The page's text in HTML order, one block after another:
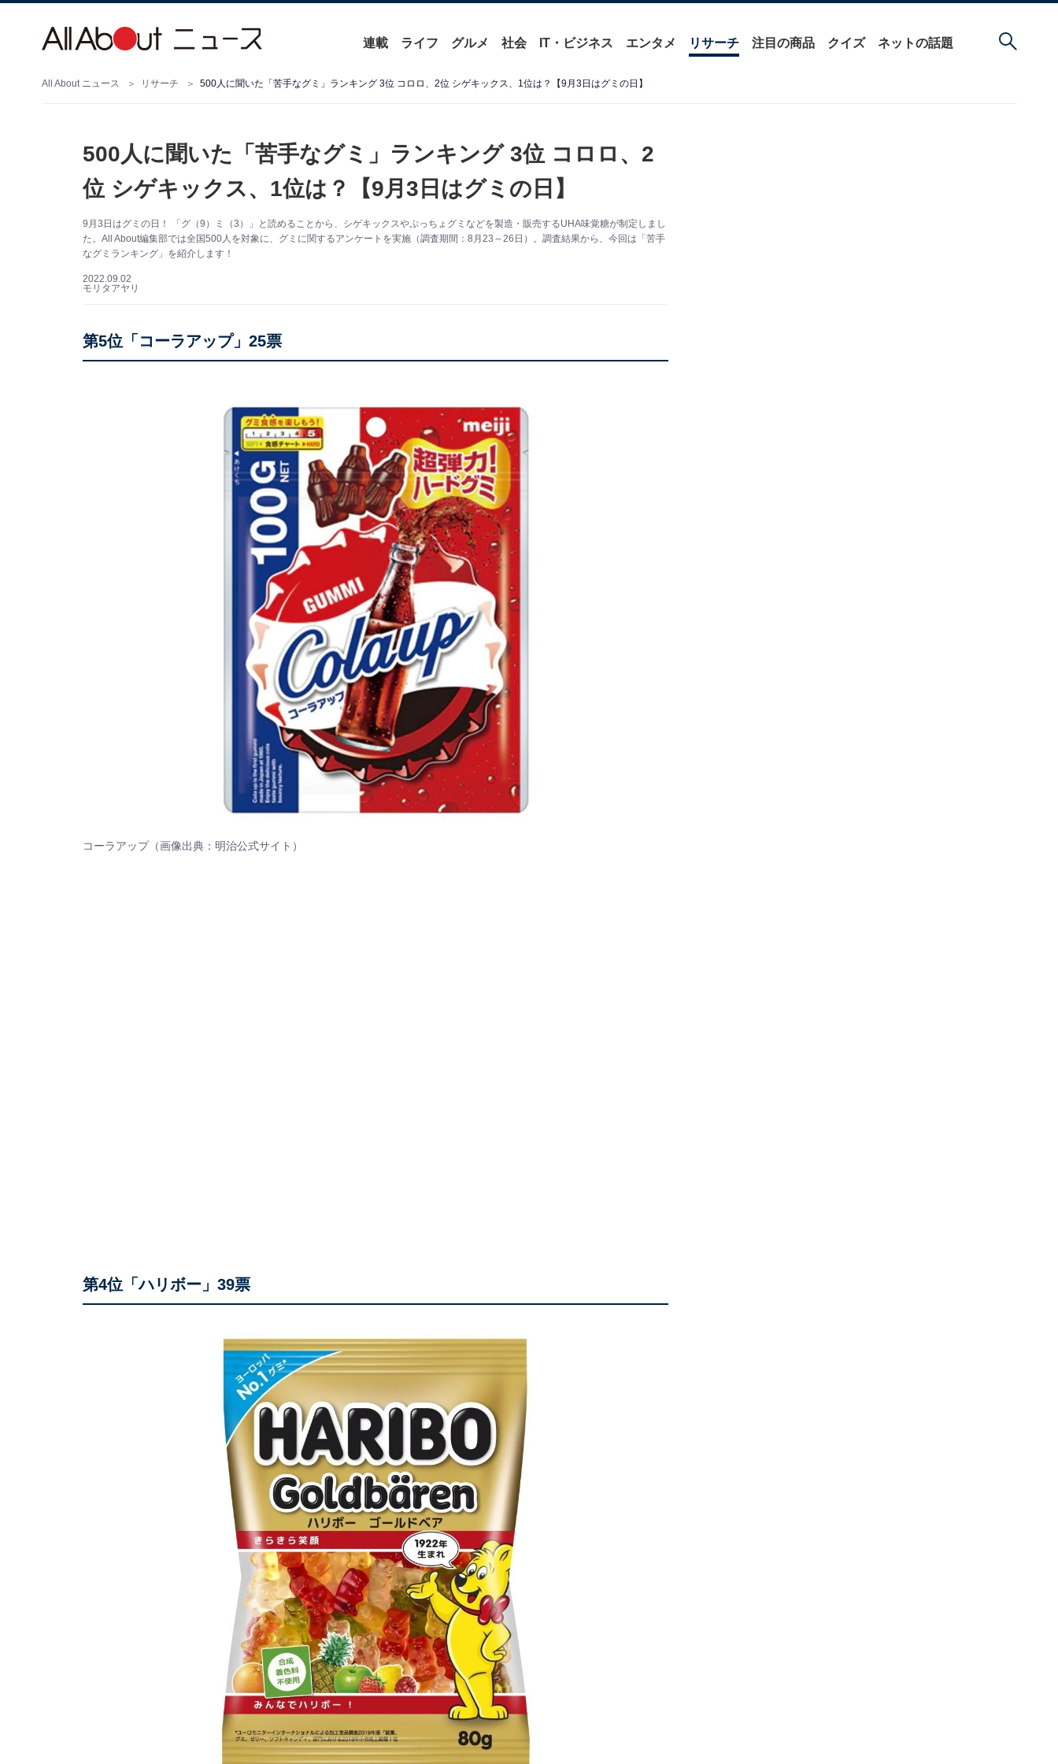
連載 ライフ グルメ 社会 IT・ビジネス エンタメ リサーチ 注目の商品 クイズ ネットの話題
All About ニュース リサーチ 500人に聞いた「苦手なグミ」ランキング 3位 コロロ、2位 シゲキックス、1位は？【9月3日はグミの日】
500人に聞いた「苦手なグミ」ランキング 3位 コロロ、2
位 シゲキックス、1位は？【9月3日はグミの日】
9月3日はグミの日！ 「グ（9）ミ（3）」と読めることから、シゲキックスやぷっちょグミなどを製造・販売するUHA味覚糖が制定しまし
た。All About編集部では全国500人を対象に、グミに関するアンケートを実施（調査期間：8月23～26日）。調査結果から、今回は「苦手
なグミランキング」を紹介します！
2022.09.02
モリタアヤリ
第5位「コーラアップ」25票
コーラアップ（画像出典： 明治公式サイト）
第4位「ハリボー」39票